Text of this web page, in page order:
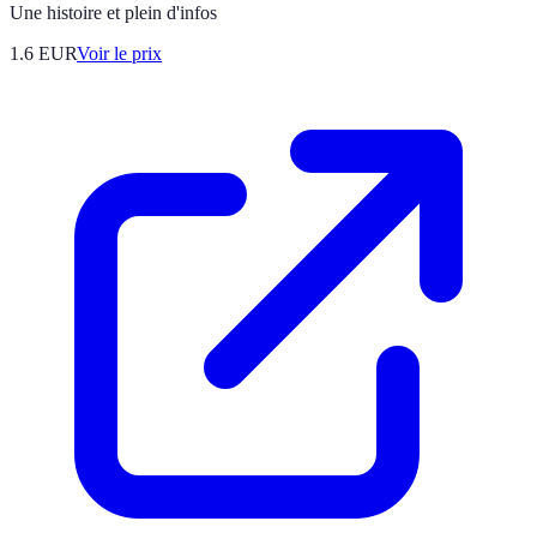
Une histoire et plein d'infos
1.6 EURVoir le prix